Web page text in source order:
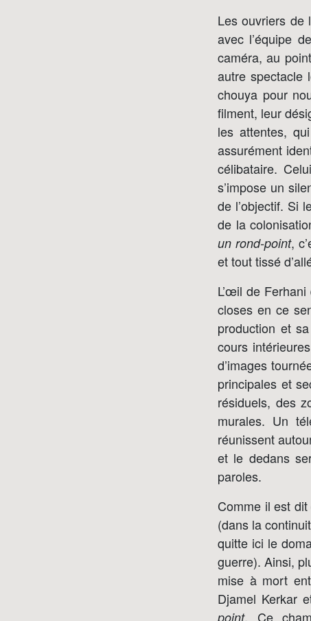
Les ouvriers de
avec l’équipe
caméra, au
autre spectacle
chouya pour
filment, leur
les attentes,
assurément
célibataire.
s’impose un
de l’objectif. Si
de la
un rond-point,
et tout tissé
L’œil de
closes en ce
production et
cours
d’images
principales et
résiduels, des
murales. Un
réunissent
et le dedans
paroles.
Comme il est
(dans la
quitte ici le
guerre). Ainsi,
mise à mort
Djamel Kerkar
point. Ce